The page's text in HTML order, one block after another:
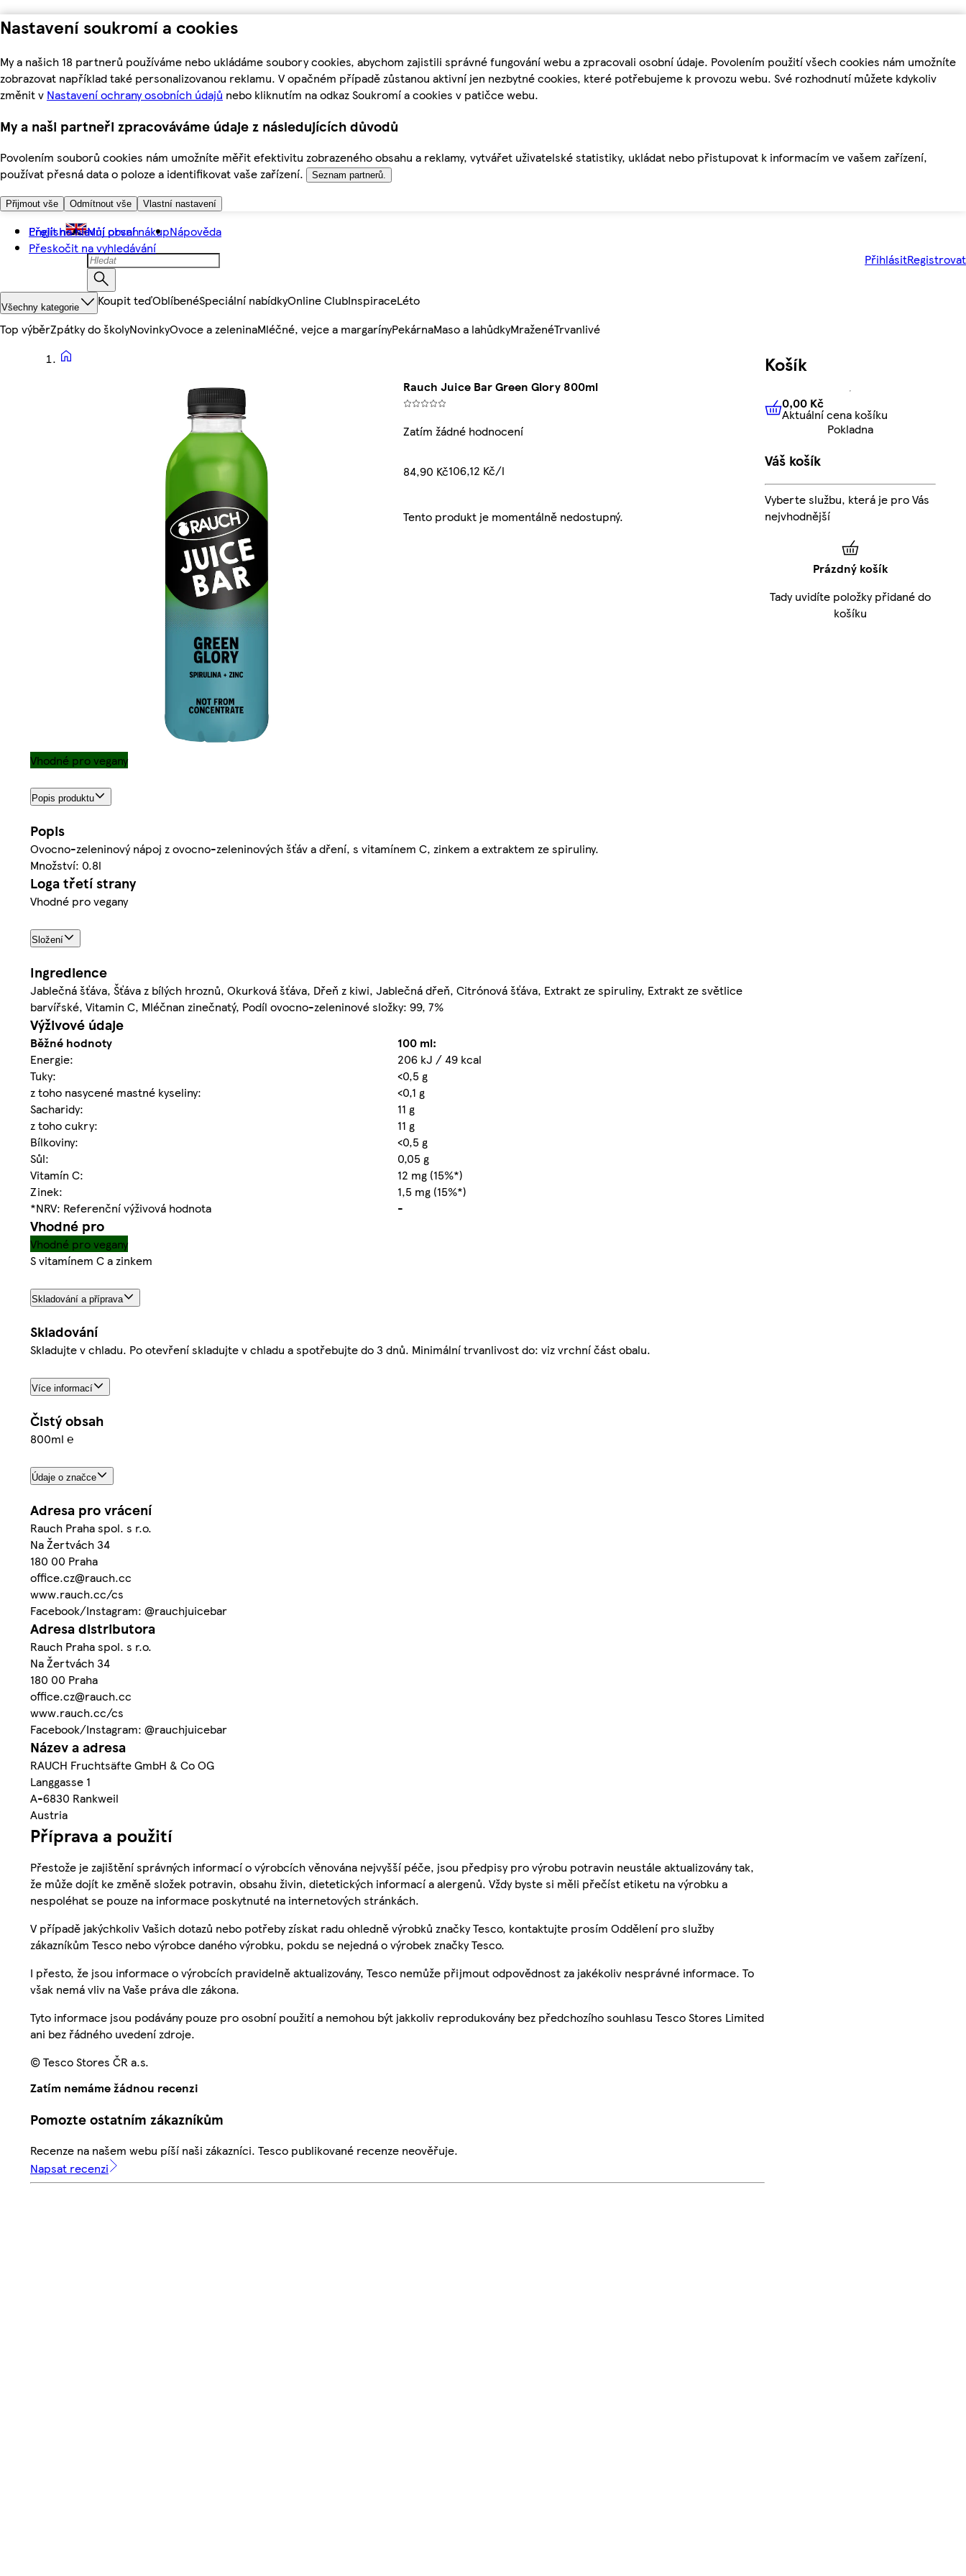
Nastavení soukromí a cookies
My a našich 18 partnerů používáme nebo ukládáme soubory cookies, abychom zajistili správné fungování webu a zpracovali osobní údaje. Povolením použití všech cookies nám umožníte
zobrazovat například také personalizovanou reklamu. V opačném případě zůstanou aktivní jen nezbytné cookies, které potřebujeme k provozu webu. Své rozhodnutí můžete kdykoliv
změnit v Nastavení ochrany osobních údajů nebo kliknutím na odkaz Soukromí a cookies v patičce webu.
My a naši partneři zpracováváme údaje z následujících důvodů
Povolením souborů cookies nám umožníte měřit efektivitu zobrazeného obsahu a reklamy, vytvářet uživatelské statistiky, ukládat nebo přistupovat k informacím ve vašem zařízení,
používat přesná data o poloze a identifikovat vaše zařízení.
Seznam partnerů.
Přijmout vše Odmítnout vše Vlastní nastavení
Přejít na hlavní obsah
Přeskočit na vyhledávání
English Můj první nákupNápověda
PřihlásitRegistrovat
Všechny kategorie Koupit teďOblíbenéSpeciální nabídkyOnline ClubInspiraceLéto
Top výběrZpátky do školyNovinkyOvoce a zeleninaMléčné, vejce a margarínyPekárnaMaso a lahůdkyMraženéTrvanlivé
Rauch Juice Bar Green Glory 800ml
Zatím žádné hodnocení
84,90 Kč106,12 Kč/l
Tento produkt je momentálně nedostupný.
Vhodné pro vegany
Popis produktu
Popis
Ovocno-zeleninový nápoj z ovocno-zeleninových šťáv a dření, s vitamínem C, zinkem a extraktem ze spiruliny.
Množství: 0.8l
Loga třetí strany
Vhodné pro vegany
Složení
Ingredience
Jablečná šťáva, Šťáva z bílých hroznů, Okurková šťáva, Dřeň z kiwi, Jablečná dřeň, Citrónová šťáva, Extrakt ze spiruliny, Extrakt ze světlice
barvířské, Vitamin C, Mléčnan zinečnatý, Podíl ovocno-zeleninové složky: 99, 7%
Výživové údaje
Běžné hodnoty
100 ml:
Energie:
206 kJ / 49 kcal
Tuky:
<0,5 g
z toho nasycené mastné kyseliny:
<0,1 g
Sacharidy:
11 g
z toho cukry:
11 g
Bílkoviny:
<0,5 g
Sůl:
0,05 g
Vitamín C:
12 mg (15%*)
Zinek:
1,5 mg (15%*)
*NRV: Referenční výživová hodnota
-
Vhodné pro
Vhodné pro vegany
S vitamínem C a zinkem
Skladování a příprava
Skladování
Skladujte v chladu. Po otevření skladujte v chladu a spotřebujte do 3 dnů. Minimální trvanlivost do: viz vrchní část obalu.
Více informací
Čistý obsah
800ml ℮
Údaje o značce
Adresa pro vrácení
Rauch Praha spol. s r.o.
Na Žertvách 34
180 00 Praha
office.cz@rauch.cc
www.rauch.cc/cs
Facebook/Instagram: @rauchjuicebar
Adresa distributora
Rauch Praha spol. s r.o.
Na Žertvách 34
180 00 Praha
office.cz@rauch.cc
www.rauch.cc/cs
Facebook/Instagram: @rauchjuicebar
Název a adresa
RAUCH Fruchtsäfte GmbH & Co OG
Langgasse 1
A-6830 Rankweil
Austria
Příprava a použití
Přestože je zajištění správných informací o výrobcích věnována nejvyšší péče, jsou předpisy pro výrobu potravin neustále aktualizovány tak,
že může dojít ke změně složek potravin, obsahu živin, dietetických informací a alergenů. Vždy byste si měli přečíst etiketu na výrobku a
nespoléhat se pouze na informace poskytnuté na internetových stránkách.
V případě jakýchkoliv Vašich dotazů nebo potřeby získat radu ohledně výrobků značky Tesco, kontaktujte prosím Oddělení pro služby
zákazníkům Tesco nebo výrobce daného výrobku, pokdu se nejedná o výrobek značky Tesco.
I přesto, že jsou informace o výrobcích pravidelně aktualizovány, Tesco nemůže přijmout odpovědnost za jakékoliv nesprávné informace. To
však nemá vliv na Vaše práva dle zákona.
Tyto informace jsou podávány pouze pro osobní použití a nemohou být jakkoliv reprodukovány bez předchozího souhlasu Tesco Stores Limited
ani bez řádného uvedení zdroje.
© Tesco Stores ČR a.s.
Zatím nemáme žádnou recenzi
Pomozte ostatním zákazníkům
Recenze na našem webu píší naši zákazníci. Tesco publikované recenze neověřuje.
Napsat recenzi
Košík
0,00 KčAktuální cena košíku
0,00 Kč
Aktuální cena košíku
Pokladna
Váš košík
Vyberte službu, která je pro Vás
nejvhodnější
Prázdný košík
Tady uvidíte položky přidané do
košíku